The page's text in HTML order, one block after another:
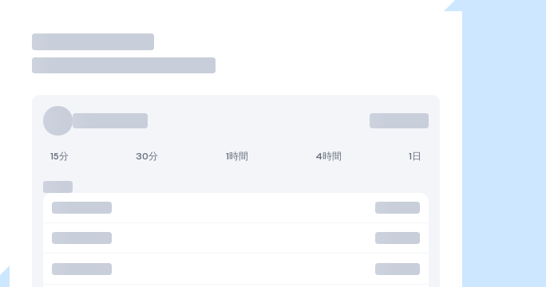
取引
15分 30分 1時間 4時間 1日